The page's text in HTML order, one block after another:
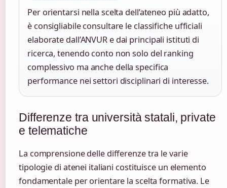
Per orientarsi nella scelta dell’ateneo più adatto,
è consigliabile consultare le classifiche ufficiali
elaborate dall’ANVUR e dai principali istituti di
ricerca, tenendo conto non solo del ranking
complessivo ma anche della specifica
performance nei settori disciplinari di interesse.
Differenze tra università statali, private
e telematiche
La comprensione delle differenze tra le varie
tipologie di atenei italiani costituisce un elemento
fondamentale per orientare la scelta formativa. Le